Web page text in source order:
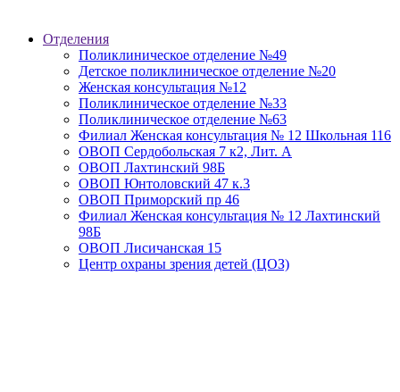
Отделения
Поликлиническое отделение №49
Детское поликлиническое отделение №20
Женская консультация №12
Поликлиническое отделение №33
Поликлиническое отделение №63
Филиал Женская консультация № 12 Школьная 116
ОВОП Сердобольская 7 к2, Лит. А
ОВОП Лахтинский 98Б
ОВОП Юнтоловский 47 к.3
ОВОП Приморский пр 46
Филиал Женская консультация № 12 Лахтинский
98Б
ОВОП Лисичанская 15
Центр охраны зрения детей (ЦОЗ)